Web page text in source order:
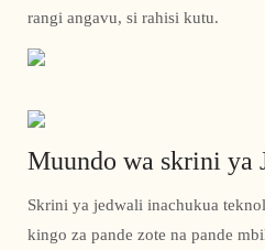
rangi angavu, si rahisi kutu.
Muundo wa skrini ya
Skrini ya jedwali inachukua
kingo za pande zote na pande